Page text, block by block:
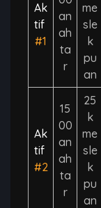
Ak
tif
#1
an
ah
ta
r
me
sle
k
pu
an
Ak
tif
#2
15
00
an
ah
ta
r
25
k
me
sle
k
pu
an